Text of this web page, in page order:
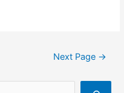
Next Page →